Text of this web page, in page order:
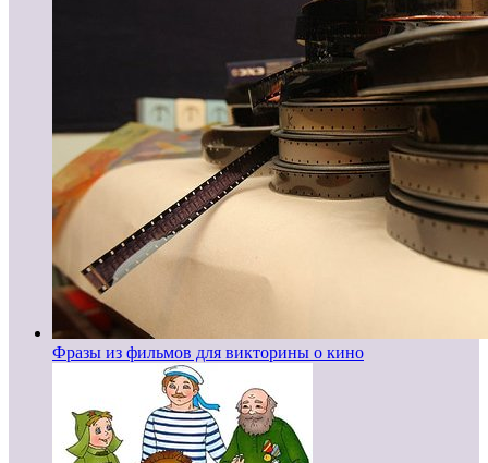
Фразы из фильмов для викторины о кино